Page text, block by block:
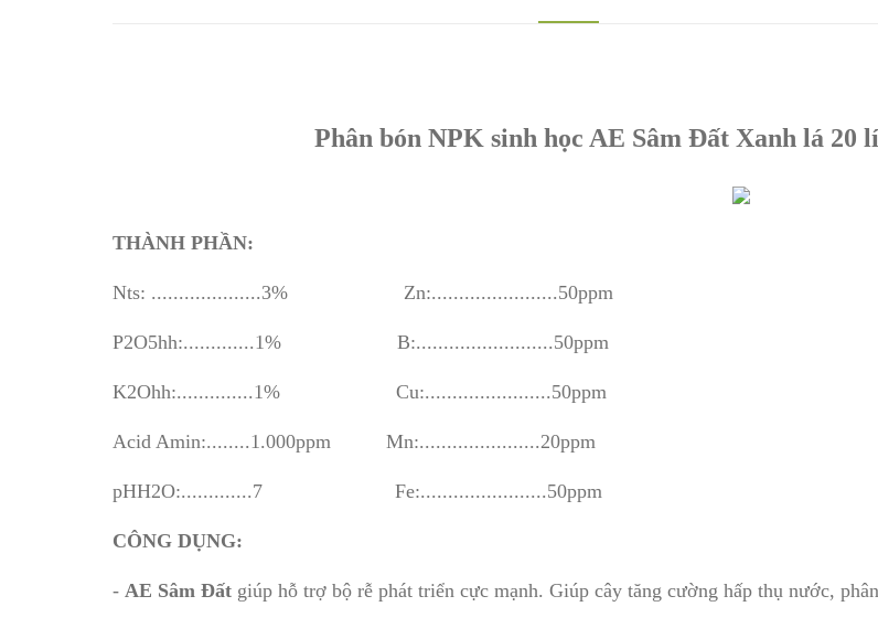
Phân bón NPK sinh học AE Sâm Đất Xanh lá 20
THÀNH PHẦN:
Nts: ....................3% Zn:.......................50ppm
P2O5hh:.............1% B:.........................50ppm
K2Ohh:..............1% Cu:.......................50ppm
Acid Amin:........1.000ppm Mn:......................20ppm
pHH2O:.............7 Fe:.......................50ppm
CÔNG DỤNG:
- AE Sâm Đất giúp hỗ trợ bộ rễ phát triển cực mạnh. Giúp cây tăng cường hấp thụ nước,